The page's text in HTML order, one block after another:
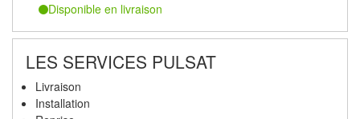
Disponible en livraison
LES SERVICES PULSAT
Livraison
Installation